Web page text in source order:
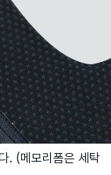
. (메모리폼은 세탁